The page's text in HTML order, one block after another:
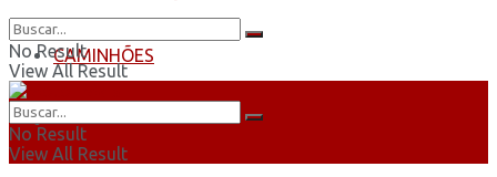
CAMINHÕES
ÔNIBUS
No Result
View All Result
No Result
View All Result